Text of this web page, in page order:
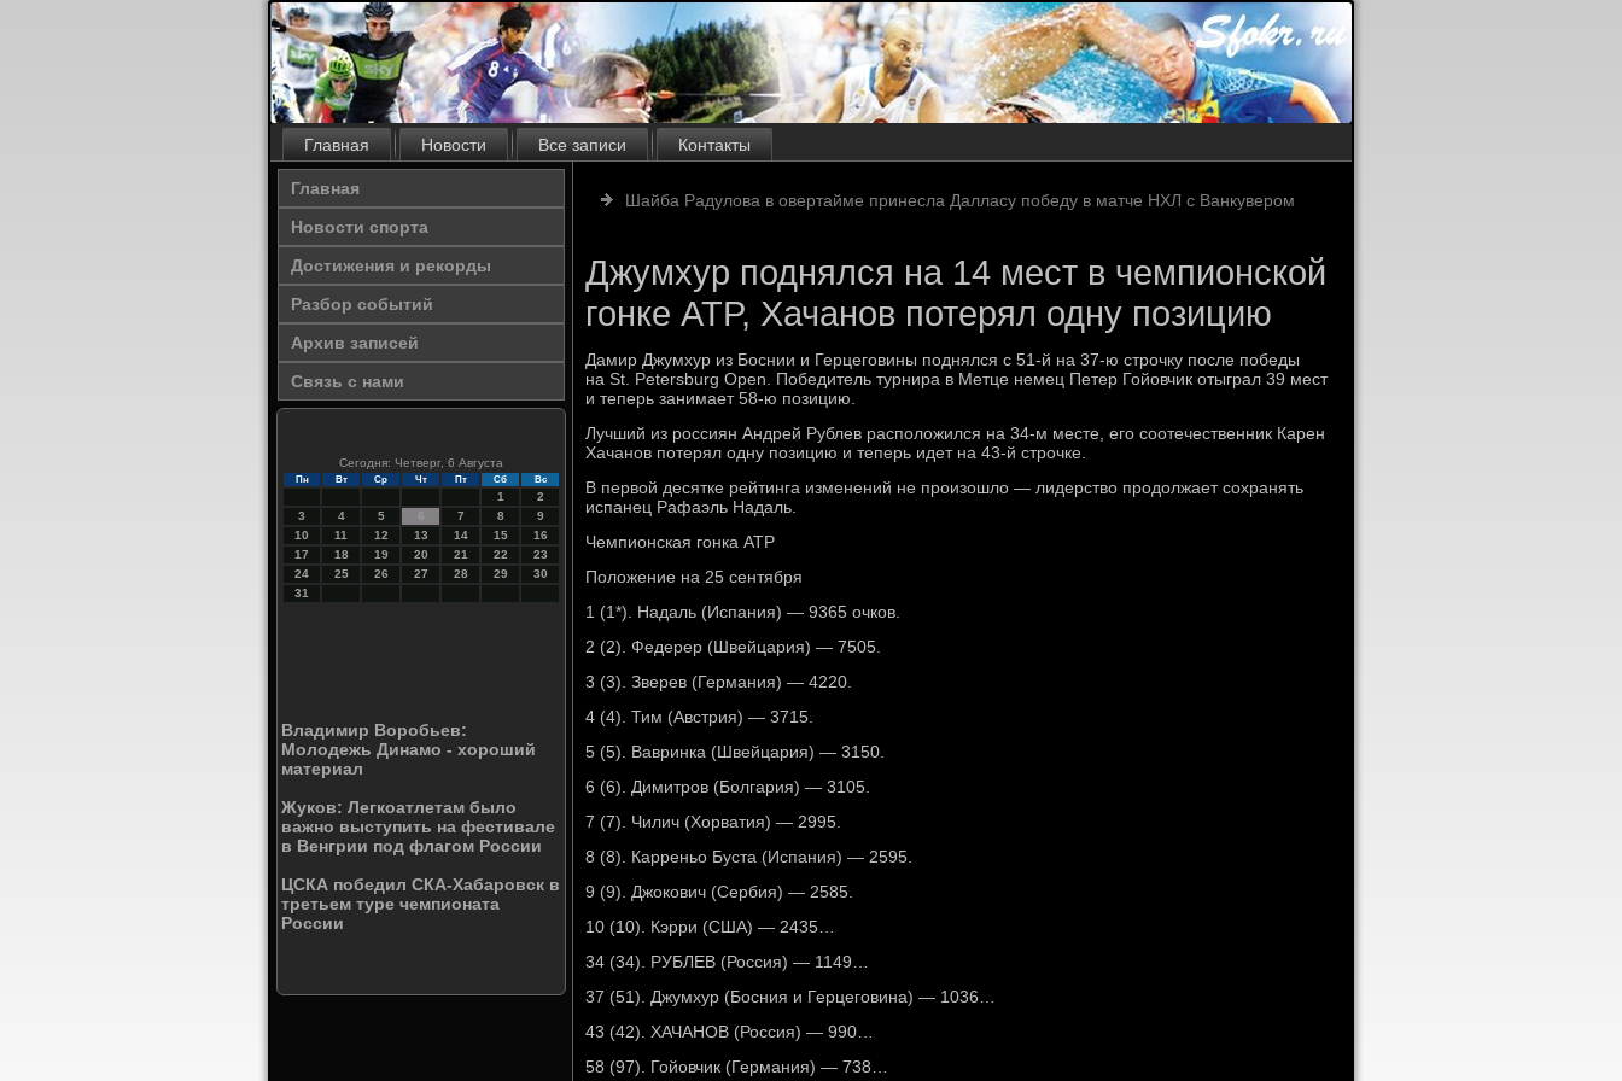
Главная Новости Все записи Контакты
Главная
Новости спорта
Достижения и рекорды
Разбор событий
Архив записей
Связь с нами
Сегодня: Четверг, 6 Августа
Пн Вт Ср Чт Пт Сб Вс
1
2
3
4 5 6 7 8
9
10
11 12 13 14 15
16
17
18 19 20 21 22
23
24
25 26 27 28 29
30
31
Владимир Воробьев:
Молодежь Динамо - хороший
материал
Жуков: Легкоатлетам было
важно выступить на фестивале
в Венгрии под флагом России
ЦСКА победил СКА-Хабаровск в
третьем туре чемпионата
России
Шайба Радулова в овертайме принесла Далласу победу в матче НХЛ с Ванкувером
Джумхур поднялся на 14 мест в чемпионской
гонке ATP, Хачанов потерял одну позицию
Дамир Джумхур из Боснии и Герцеговины поднялся с 51-й на 37-ю строчку после победы
на St. Petersburg Open. Победитель турнира в Метце немец Петер Гойовчик отыграл 39 мест
и теперь занимает 58-ю позицию.
Лучший из россиян Андрей Рублев расположился на 34-м месте, его соотечественник Карен
Хачанов потерял одну позицию и теперь идет на 43-й строчке.
В первой десятке рейтинга изменений не произошло — лидерство продолжает сохранять
испанец Рафаэль Надаль.
Чемпионская гонка ATP
Положение на 25 сентября
1 (1*). Надаль (Испания) — 9365 очков.
2 (2). Федерер (Швейцария) — 7505.
3 (3). Зверев (Германия) — 4220.
4 (4). Тим (Австрия) — 3715.
5 (5). Вавринка (Швейцария) — 3150.
6 (6). Димитров (Болгария) — 3105.
7 (7). Чилич (Хорватия) — 2995.
8 (8). Карреньо Буста (Испания) — 2595.
9 (9). Джокович (Сербия) — 2585.
10 (10). Кэрри (США) — 2435…
34 (34). РУБЛЕВ (Россия) — 1149…
37 (51). Джумхур (Босния и Герцеговина) — 1036…
43 (42). ХАЧАНОВ (Россия) — 990…
58 (97). Гойовчик (Германия) — 738…